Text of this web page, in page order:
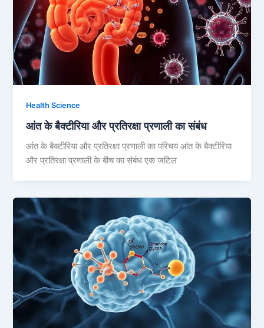
Health Science
आंत के बैक्टीरिया और प्रतिरक्षा प्रणाली का संबंध
आंत के बैक्टीरिया और प्रतिरक्षा प्रणाली का परिचय आंत के बैक्टीरिया
और प्रतिरक्षा प्रणाली के बीच का संबंध एक जटिल